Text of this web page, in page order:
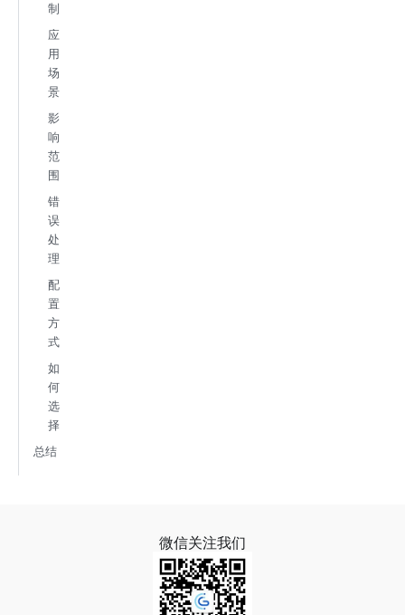
制
应
用
场
景
影
响
范
围
错
误
处
理
配
置
方
式
如
何
选
择
总结
微信关注我们